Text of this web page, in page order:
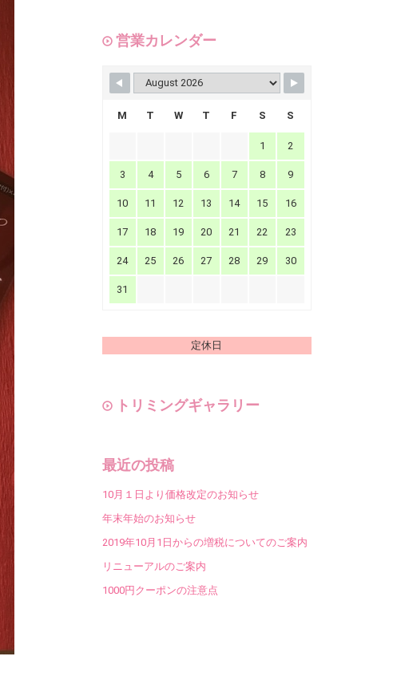
営業カレンダー
M T W T F S S
1 2
3 4 5 6 7 8 9
10 11 12 13 14 15 16
17 18 19 20 21 22 23
24 25 26 27 28 29 30
31
定休日
トリミングギャラリー
最近の投稿
10月１日より価格改定のお知らせ
年末年始のお知らせ
2019年10月1日からの増税についてのご案内
リニューアルのご案内
1000円クーポンの注意点